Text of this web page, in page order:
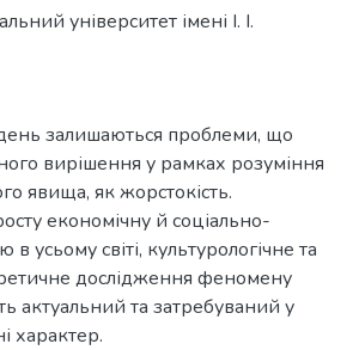
університет імені І. І.
залишаються проблеми, що
вирішення у рамках розуміння
явища, як жорстокість.
економічну й соціально-
в усьому світі, культурологічне та
дослідження феномену
актуальний та затребуваний у
характер.